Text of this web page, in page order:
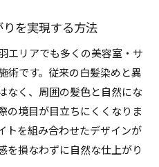
を実現する方法
エリアでも多くの美容室・サ
術です。従来の白髪染めと異
なく、周囲の髪色と自然にな
の境目が目立ちにくくなりま
トを組み合わせたデザインが
を損なわずに自然な仕上がり